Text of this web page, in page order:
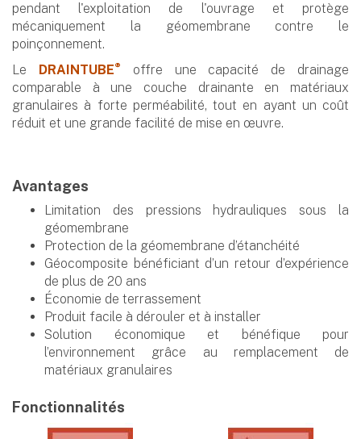
pendant l'exploitation de l'ouvrage et protège
mécaniquement la géomembrane contre le
poinçonnement.
Le
DRAINTUBE®
offre une capacité de drainage
comparable à une couche drainante en matériaux
granulaires à forte perméabilité, tout en ayant un coût
réduit et une grande facilité de mise en œuvre.
Avantages
Limitation des pressions hydrauliques sous la
géomembrane
Protection de la géomembrane d’étanchéité
Géocomposite bénéficiant d’un retour d’expérience
de plus de 20 ans
Économie de terrassement
Produit facile à dérouler et à installer
Solution économique et bénéfique pour
l’environnement grâce au remplacement de
matériaux granulaires
Fonctionnalités